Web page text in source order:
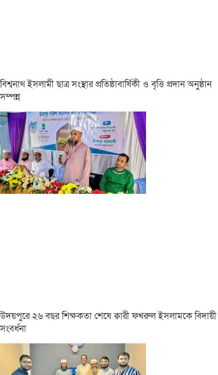
বিশ্বনাথ ইসলামী ছাত্র সংস্থার প্রতিষ্ঠাবার্ষিকী ও বৃত্তি প্রদান অনুষ্ঠান
সম্পন্ন
উদয়পুরে ২৬ বছর শিক্ষকতা শেষে ক্বারী ফখরুল ইসলামকে বিদায়ী
সংবর্ধনা